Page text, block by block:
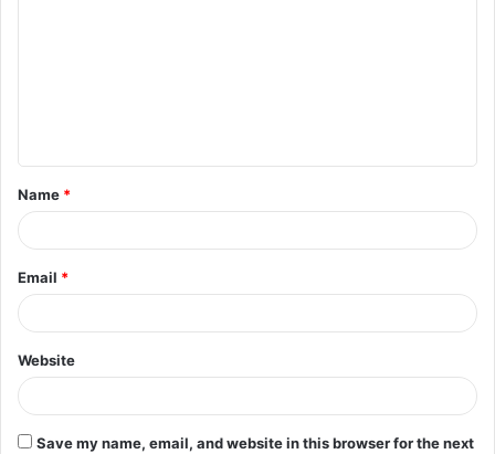
t
*
Name *
Email *
Website
Save my name, email, and website in this browser for the next